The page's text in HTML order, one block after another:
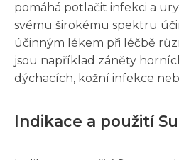
pomáhá potlačit infekci a
svému širokému spektru
účinným lékem při léčbě
jsou například záněty
dýchacích, kožní infekce
Indikace a použití